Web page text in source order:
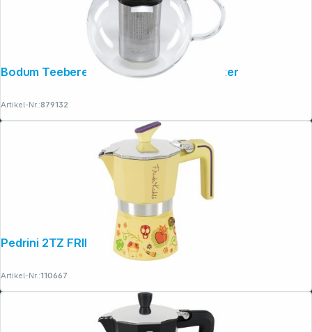
Bodum Teebereiter ASSAM F/INOX 1,5 Liter
Artikel-Nr.:879132
Pedrini 2TZ FRIDA KAHLO, gelb
Artikel-Nr.:110667
Folgen Sie uns auf